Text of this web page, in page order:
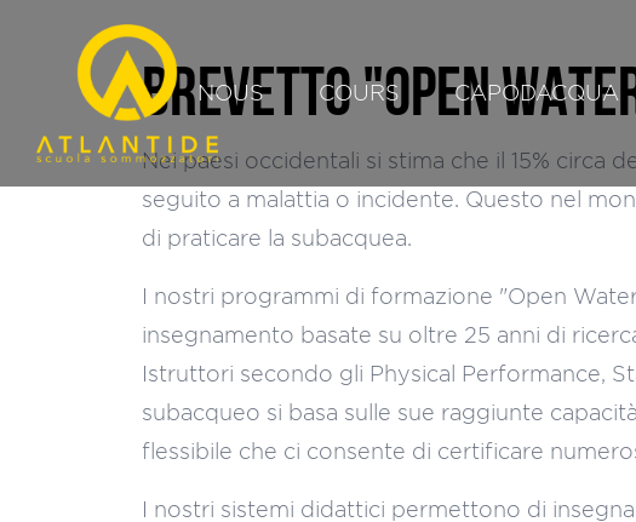
NOUS COURS CAPODACQUA
BREVETTO "OPEN
Nei paesi occidentali si stima che il 15% circa
seguito a malattia o incidente. Questo nel
di praticare la subacquea.
I nostri programmi di formazione "Open
insegnamento basate su oltre 25 anni di
Istruttori secondo gli Physical Performance,
subacqueo si basa sulle sue raggiunte
flessibile che ci consente di certificare
I nostri sistemi didattici permettono di